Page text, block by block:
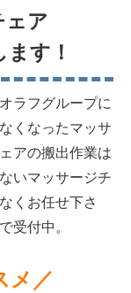
ェア
ます！
ラフグループに
くなったマッサ
アの搬出作業は
いマッサージチ
くお任せ下さ
受付中。
メ／